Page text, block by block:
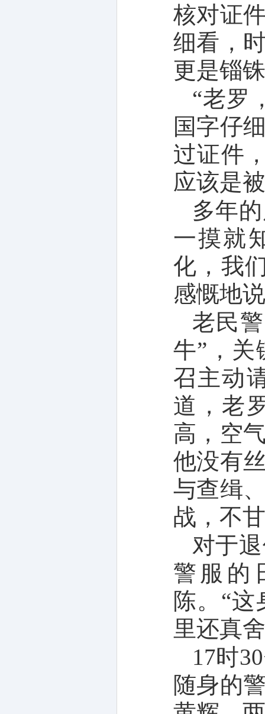
核对证
细看，
更是锱
“老罗
国字仔
过证件
应该是
多年
一摸就
化，我
感慨地
老民
牛”，关
召主动
道，老
高，空
他没有
与查缉
战，不
对于
警服的
陈。“
里还真
17时
随身的